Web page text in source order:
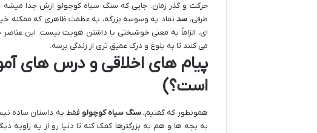
حرکت و گذر زمان. جایی که سنگ سیاه کوچولو ازش جدا میشه
طرفی، سدنماد یه وسوسه بزرگه، یه عظمت ظاهری که ممکنه
ای، الزاماً به معنی خوشبختی یا داشتن هویت نیست. این
می کنند تا به بلوغ و درک عمیق تری از زندگی برسه.
پیام های اخلاقی و درس های
است؟)
همونطور که گفتیم،سنگ سیاه کوچولو فقط یه داستان ساده
به بچه ها و هم به بزرگترها کمک کنه تا دنیا رو از یه زاویه